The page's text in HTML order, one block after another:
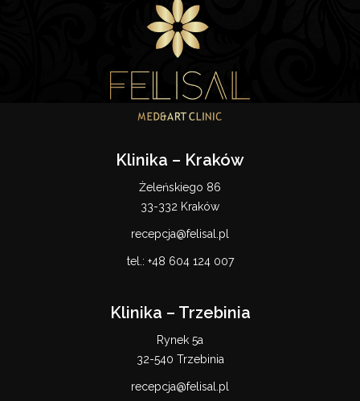
Klinika – Kraków
Żeleńskiego 86
33-332 Kraków
recepcja@felisal.pl
tel.: +48 604 124 007
Klinika – Trzebinia
Rynek 5a
32-540 Trzebinia
recepcja@felisal.pl